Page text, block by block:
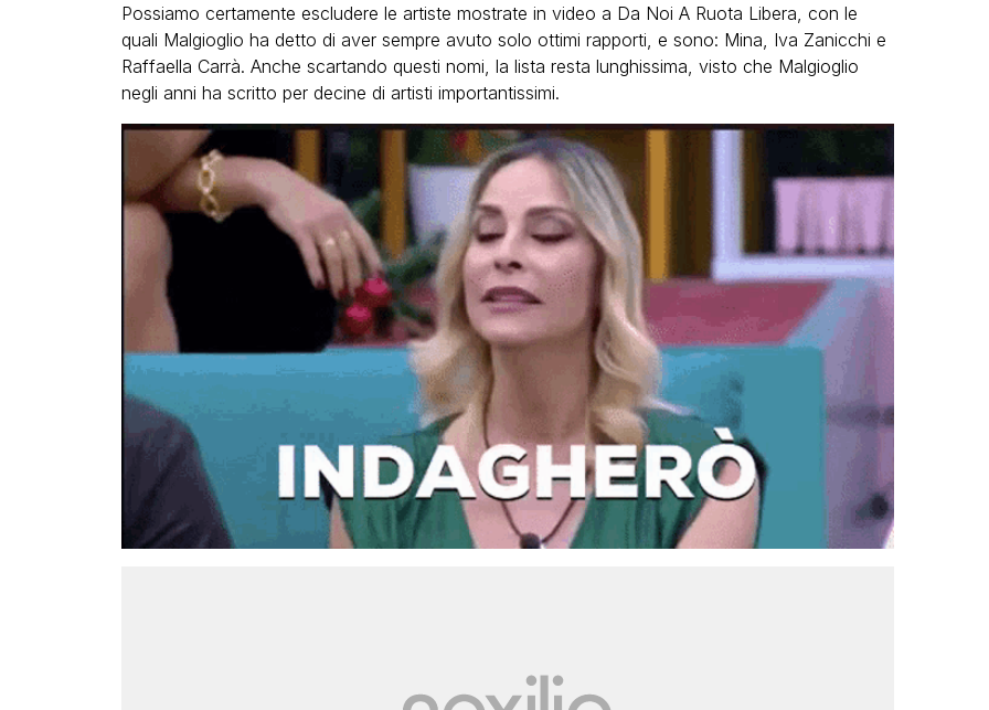
Possiamo certamente escludere le artiste mostrate in video a Da Noi A Ruota Libera, con le
quali Malgioglio ha detto di aver sempre avuto solo ottimi rapporti, e sono: Mina, Iva Zanicchi e
Raffaella Carrà. Anche scartando questi nomi, la lista resta lunghissima, visto che Malgioglio
negli anni ha scritto per decine di artisti importantissimi.